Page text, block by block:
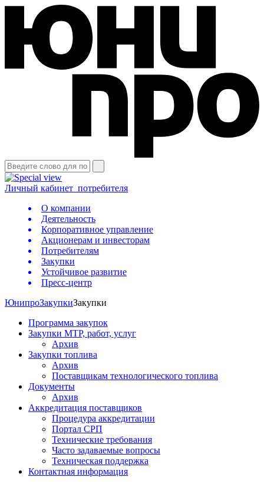
Личный кабинет потребителя
О компании
Деятельность
Корпоративное управление
Акционерам и инвесторам
Потребителям
Закупки
Устойчивое развитие
Пресс-центр
ЮнипроЗакупкиЗакупки
Программа закупок
Закупки МТР, работ, услуг
Архив
Закупки топлива
Архив
Поставщикам технологического топлива
Документы
Архив
Аккредитация поставщиков
Процедура аккредитации
Портал СРП
Технические требования
Часто задаваемые вопросы
Техническая поддержка
Контактная информация